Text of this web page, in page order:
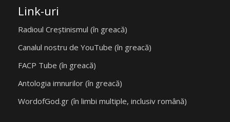
Link-uri
Radioul Creștinismul (în greacă)
Canalul nostru de YouTube (în greacă)
FACP Tube (în greacă)
Antologia imnurilor (în greacă)
WordofGod.gr (în limbi multiple, inclusiv română)